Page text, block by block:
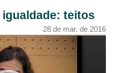
teitos
28 de mar. de 2016